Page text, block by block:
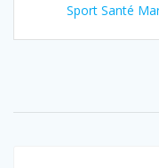
Sport Santé